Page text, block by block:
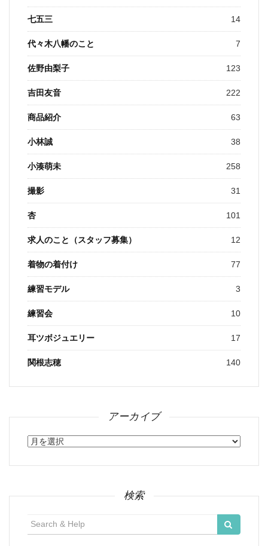
七五三 14
代々木八幡のこと 7
佐野由梨子 123
吉田友音 222
商品紹介 63
小林誠 38
小湊萌未 258
撮影 31
杏 101
求人のこと（スタッフ募集） 12
着物の着付け 77
練習モデル 3
練習会 10
耳ツボジュエリー 17
関根志穂 140
アーカイブ
ア
カ
検索